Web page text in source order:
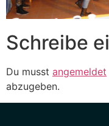
Schreibe
Du musst angemeldet
abzugeben.